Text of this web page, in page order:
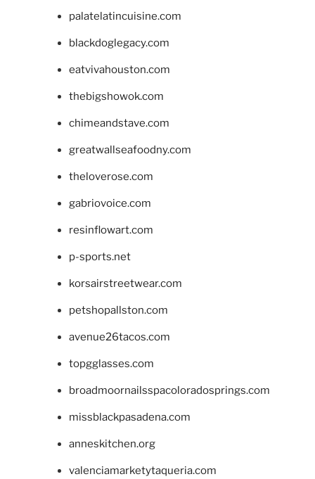
palatelatincuisine.com
blackdoglegacy.com
eatvivahouston.com
thebigshowok.com
chimeandstave.com
greatwallseafoodny.com
theloverose.com
gabriovoice.com
resinflowart.com
p-sports.net
korsairstreetwear.com
petshopallston.com
avenue26tacos.com
topgglasses.com
broadmoornailsspacoloradosprings.com
missblackpasadena.com
anneskitchen.org
valenciamarketytaqueria.com